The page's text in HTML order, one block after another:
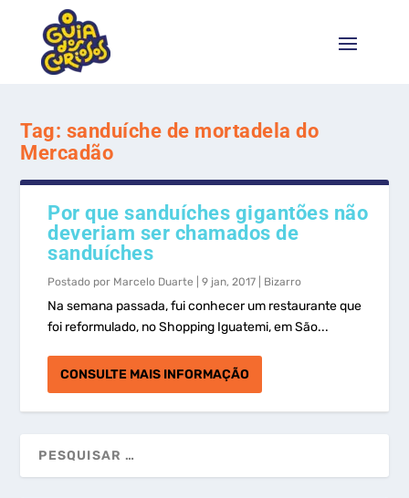
Tag: sanduíche de mortadela do
Mercadão
Por que sanduíches gigantões não
deveriam ser chamados de
sanduíches
Postado por Marcelo Duarte |9 jan, 2017 Bizarro
Na semana passada, fui conhecer um restaurante que
foi reformulado, no Shopping Iguatemi, em São...
CONSULTE MAIS INFORMAÇÃO